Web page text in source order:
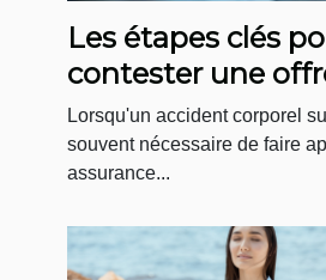
Les étapes clés
contester une
d'assurance
accident corporel
Lorsqu'un accident corporel
souvent nécessaire de faire
assurance...